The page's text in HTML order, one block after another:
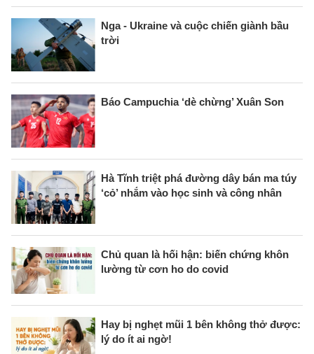
Nga - Ukraine và cuộc chiến giành bầu
trời
Báo Campuchia ‘dè chừng’ Xuân Son
Hà Tĩnh triệt phá đường dây bán ma túy
‘cỏ’ nhắm vào học sinh và công nhân
Chủ quan là hối hận: biến chứng khôn
lường từ cơn ho do covid
Hay bị nghẹt mũi 1 bên không thở được:
lý do ít ai ngờ!